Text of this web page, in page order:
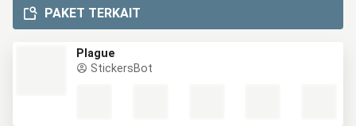
PAKET TERKAIT
Plague
StickersBot